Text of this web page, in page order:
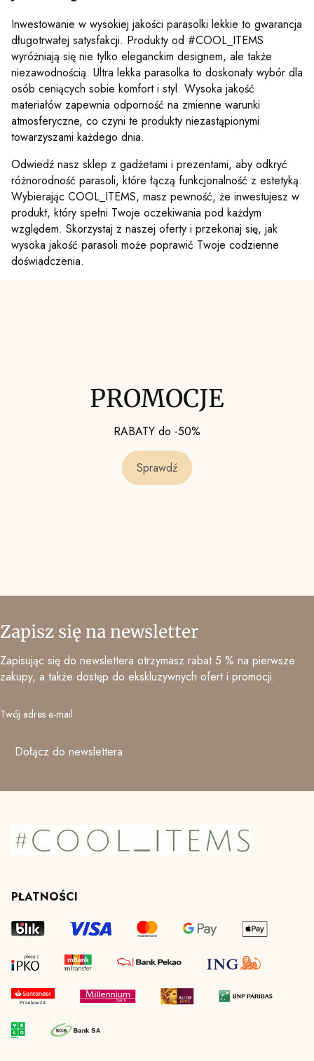
Inwestowanie w wysokiej jakości parasolki lekkie to gwarancja
długotrwałej satysfakcji. Produkty od #COOL_ITEMS
wyróżniają się nie tylko eleganckim designem, ale także
niezawodnością. Ultra lekka parasolka to doskonały wybór dla
osób ceniących sobie komfort i styl. Wysoka jakość
materiałów zapewnia odporność na zmienne warunki
atmosferyczne, co czyni te produkty niezastąpionymi
towarzyszami każdego dnia.
Odwiedź nasz sklep z gadżetami i prezentami, aby odkryć
różnorodność parasoli, które łączą funkcjonalność z estetyką.
Wybierając COOL_ITEMS, masz pewność, że inwestujesz w
produkt, który spełni Twoje oczekiwania pod każdym
względem. Skorzystaj z naszej oferty i przekonaj się, jak
wysoka jakość parasoli może poprawić Twoje codzienne
doświadczenia.
PROMOCJE
RABATY do -50%
Sprawdź
Zapisz się na newsletter
Zapisując się do newslettera otrzymasz rabat 5 % na pierwsze
zakupy, a także dostęp do ekskluzywnych ofert i promocji.
Twój adres e-mail
Dołącz do newslettera
PŁATNOŚCI